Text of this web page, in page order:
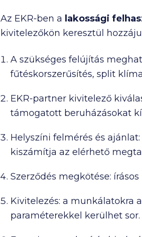
Az EKR-ben a lakossági
kivitelezőkön keresztül
A szükséges felújítás
fűtéskorszerűsítés, split
EKR-partner kivitelező
támogatott beruházásokat
Helyszíni felmérés és
kiszámítja az elérhető
Szerződés megkötése:
Kivitelezés: a munkálatokra
paraméterekkel kerülhet sor.